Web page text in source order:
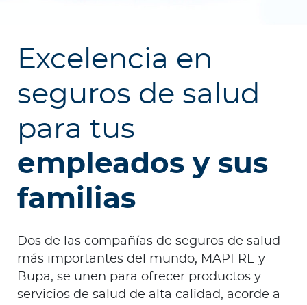
Ingresar a Mi Bupa
Para Clientes
Para Agentes
Red de Salud
Contáctanos
Excelencia en
seguros de salud
para tus
empleados y sus
familias
Dos de las compañías de seguros de salud
más importantes del mundo, MAPFRE y
Bupa, se unen para ofrecer productos y
servicios de salud de alta calidad, acorde a